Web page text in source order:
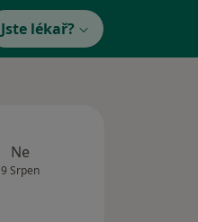
Jste lékař?
Ne
9 Srpen